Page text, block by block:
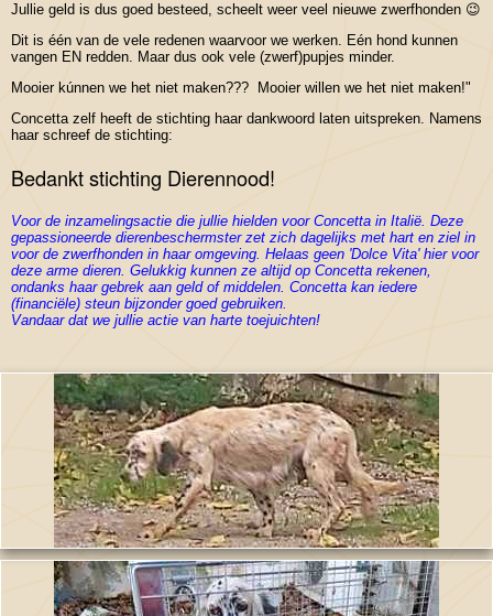
Jullie geld is dus goed besteed, scheelt weer veel nieuwe zwerfhonden 😉
Dit is één van de vele redenen waarvoor we werken. Eén hond kunnen
vangen EN redden. Maar dus ook vele (zwerf)pupjes minder.
Mooier kúnnen we het niet maken??? Mooier willen we het niet maken!"
Concetta zelf heeft de stichting haar dankwoord laten uitspreken. Namens
haar schreef de stichting:
Bedankt stichting Dierennood!
Voor de inzamelingsactie die jullie hielden voor Concetta in Italië. Deze
gepassioneerde dierenbeschermster zet zich dagelijks met hart en ziel in
voor de zwerfhonden in haar omgeving. Helaas geen 'Dolce Vita' hier voor
deze arme dieren. Gelukkig kunnen ze altijd op Concetta rekenen,
ondanks haar gebrek aan geld of middelen. Concetta kan iedere
(financiële) steun bijzonder goed gebruiken.
Vandaar dat we jullie actie van harte toejuichten!